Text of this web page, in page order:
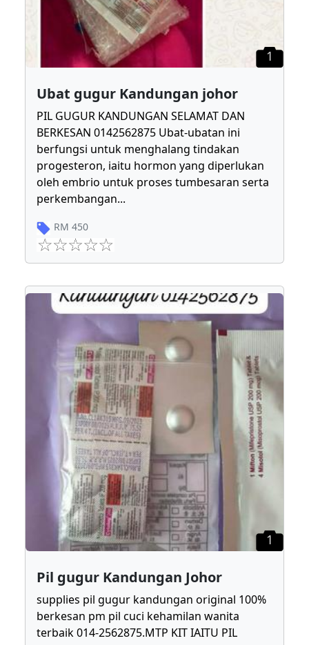
1
Ubat gugur Kandungan johor
PIL GUGUR KANDUNGAN SELAMAT DAN
BERKESAN 0142562875 Ubat-ubatan ini
berfungsi untuk menghalang tindakan
progesteron, iaitu hormon yang diperlukan
oleh embrio untuk proses tumbesaran serta
perkembangan...
RM 450
1
Pil gugur Kandungan Johor
supplies pil gugur kandungan original 100%
berkesan pm pil cuci kehamilan wanita
terbaik 014-2562875.MTP KIT IAITU PIL